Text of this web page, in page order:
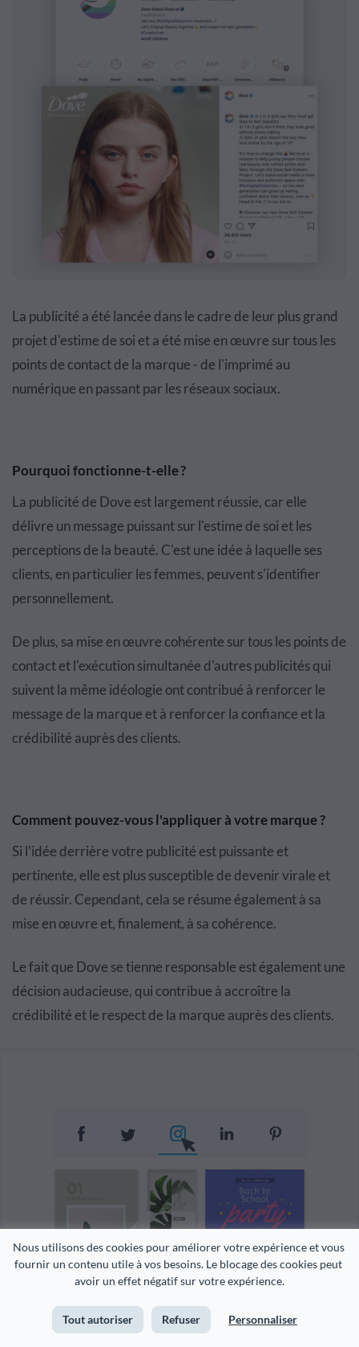
Nous utilisons des cookies pour améliorer votre expérience et vous
fournir un contenu utile à vos besoins. Le blocage des cookies peut
avoir un effet négatif sur votre expérience.
Tout autoriser Refuser Personnaliser
La publicité a été lancée dans le cadre de leur plus grand
projet d'estime de soi et a été mise en œuvre sur tous les
points de contact de la marque - de l'imprimé au
numérique en passant par les réseaux sociaux.
Pourquoi fonctionne-t-elle ?
La publicité de Dove est largement réussie, car elle
délivre un message puissant sur l'estime de soi et les
perceptions de la beauté. C'est une idée à laquelle ses
clients, en particulier les femmes, peuvent s'identifier
personnellement.
De plus, sa mise en œuvre cohérente sur tous les points de
contact et l'exécution simultanée d'autres publicités qui
suivent la même idéologie ont contribué à renforcer le
message de la marque et à renforcer la confiance et la
crédibilité auprès des clients.
Comment pouvez-vous l'appliquer à votre marque ?
Si l'idée derrière votre publicité est puissante et
pertinente, elle est plus susceptible de devenir virale et
de réussir. Cependant, cela se résume également à sa
mise en œuvre et, finalement, à sa cohérence.
Le fait que Dove se tienne responsable est également une
décision audacieuse, qui contribue à accroître la
crédibilité et le respect de la marque auprès des clients.